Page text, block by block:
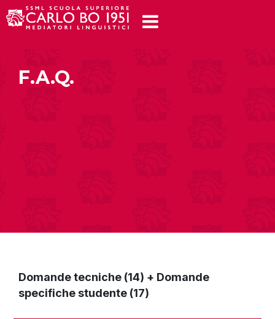
F.A.Q.
Domande tecniche (14) + Domande
specifiche studente (17)